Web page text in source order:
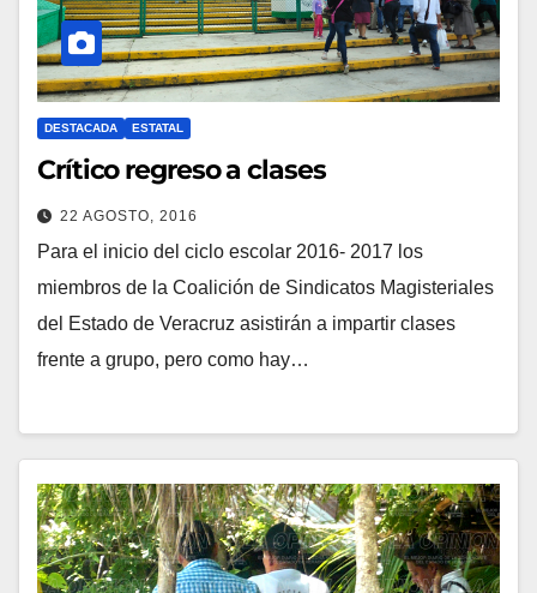
DESTACADA ESTATAL
Crítico regreso a clases
22 AGOSTO, 2016
Para el inicio del ciclo escolar 2016- 2017 los
miembros de la Coalición de Sindicatos Magisteriales
del Estado de Veracruz asistirán a impartir clases
frente a grupo, pero como hay…